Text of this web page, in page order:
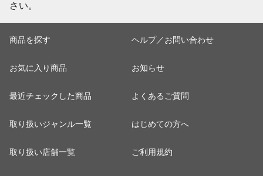
さい。
商品を探す
お気に入り商品
最近チェックした商品
取り扱いジャンル一覧
取り扱い店舗一覧
ヘルプ／お問い合わせ
お知らせ
よくあるご質問
はじめての方へ
ご利用規約